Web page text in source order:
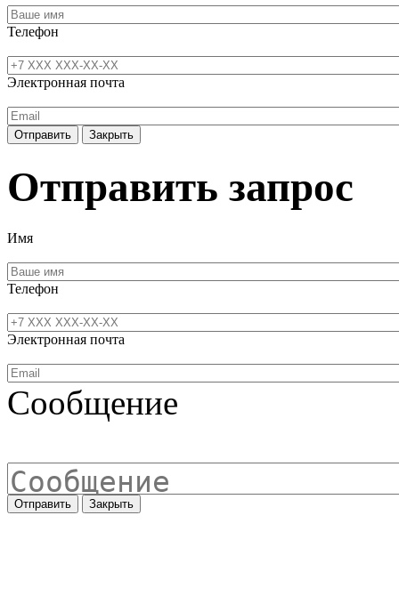
Телефон
Электронная почта
Отправить Закрыть
Отправить запрос
Имя
Телефон
Электронная почта
Сообщение
Отправить Закрыть